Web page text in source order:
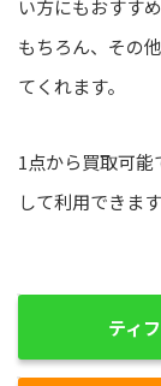
い方にもおすすめ
もちろん、その
てくれます。
1点から買取可能
して利用できます
ティ